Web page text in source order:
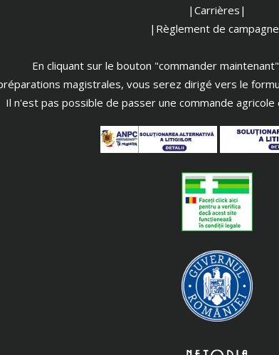
|Carrières|
|Règlement de
En cliquant sur le bouton "commander
magistrales, vous serez dirigé vers le
Il n'est pas possible de passer une commande